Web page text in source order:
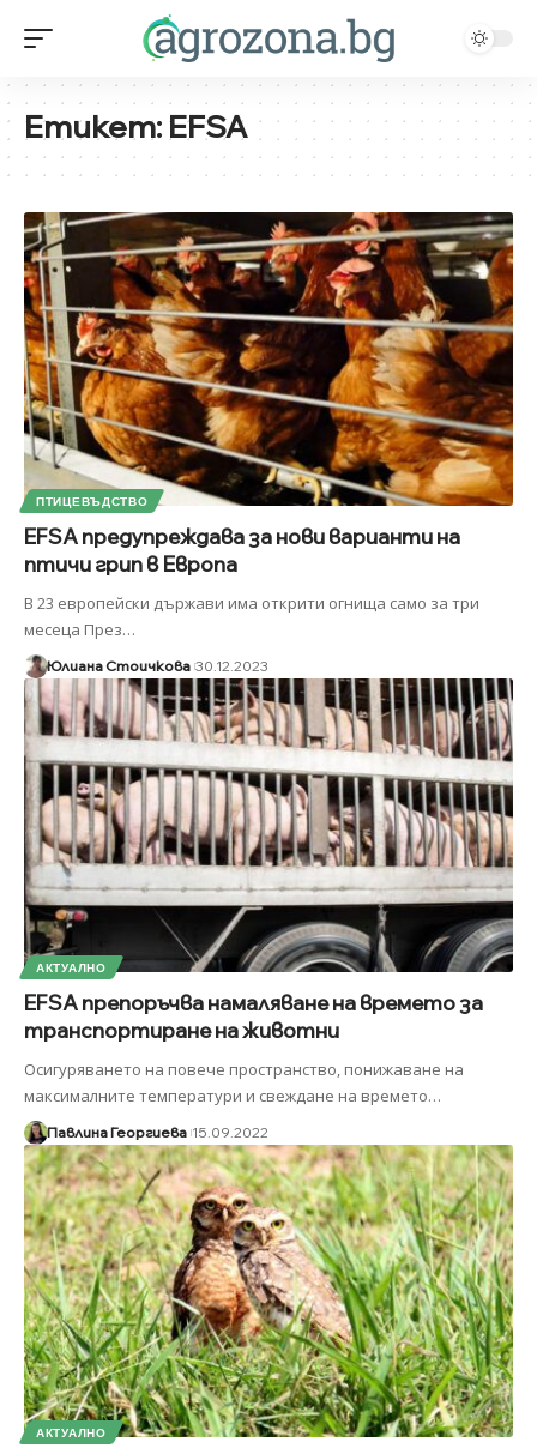
Етикет:EFSA
ПТИЦЕВЪДСТВО
EFSA предупреждава за нови варианти на
птичи грип в Европа
В 23 европейски държави има открити огнища само за три
месеца През…
Юлиана Стоичкова 30.12.2023
АКТУАЛНО
EFSA препоръчва намаляване на времето за
транспортиране на животни
Осигуряването на повече пространство, понижаване на
максималните температури и свеждане на времето…
Павлина Георгиева 15.09.2022
АКТУАЛНО